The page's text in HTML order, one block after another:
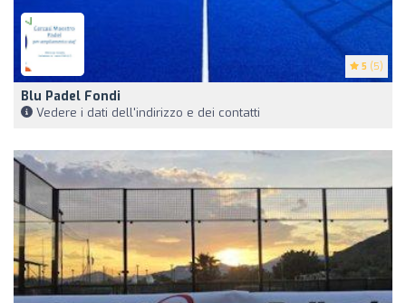
5 (5)
Blu Padel Fondi
Vedere i dati dell'indirizzo e dei contatti